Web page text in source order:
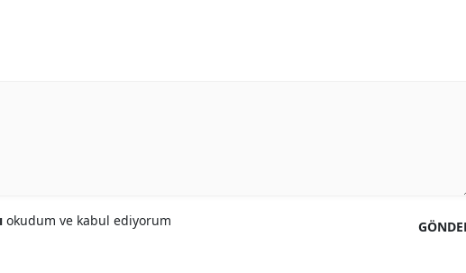
okudum ve kabul ediyorum